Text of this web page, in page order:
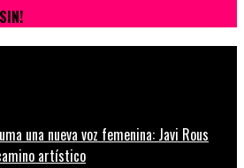
una nueva voz femenina: Javi Rous
artístico